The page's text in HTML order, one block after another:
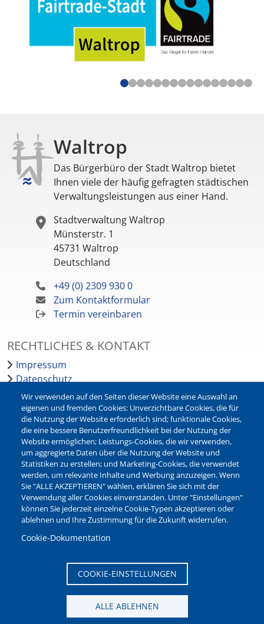
Waltrop
Das Bürgerbüro der Stadt Waltrop bietet
Ihnen viele der häufig gefragten städtischen
Verwaltungsleistungen aus einer Hand.
Stadtverwaltung Waltrop
Münsterstr. 1
45731 Waltrop
Deutschland
+49 (0) 2309 930 0
Zum Kontaktformular
Termin vereinbaren
RECHTLICHES & KONTAKT
Impressum
Datenschutz
Barrierefreiheit
Leichte Sprache
Bankverbindungen
Pressestelle
Kontakt
NEWSLETTER
Jetzt die verschiedenen Newsletter der Stadt Waltrop
abonnieren:
Newsletter verwalten
Wir verwenden auf den Seiten dieser Website eine Auswahl an
eigenen und fremden Cookies: Unverzichtbare Cookies, die für
die Nutzung der Website erforderlich sind; funktionale Cookies,
die eine bessere Benutzerfreundlichkeit bei der Nutzung der
Website ermöglichen; Leistungs-Cookies, die wir verwenden,
um aggregierte Daten über die Nutzung der Website und
Statistiken zu erstellen; und Marketing-Cookies, die verwendet
werden, um relevante Inhalte und Werbung anzuzeigen. Wenn
Sie "ALLE AKZEPTIEREN" wählen, erklären Sie sich mit der
Verwendung aller Cookies einverstanden. Unter "Einstellungen"
können Sie jederzeit einzelne Cookie-Typen akzeptieren oder
ablehnen und Ihre Zustimmung für die Zukunft widerrufen.
Cookie-Dokumentation
COOKIE-EINSTELLUNGEN
ALLE ABLEHNEN